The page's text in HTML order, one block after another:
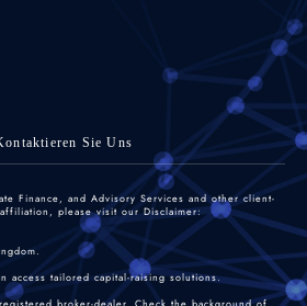
Sie Uns
Finance, and Advisory Services and other client-
please visit our Disclaimer:
access tailored capital-raising solutions.
broker-dealer. Check the background of